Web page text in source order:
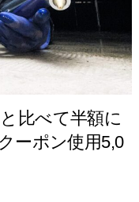
比べて半額に
ポン使用5,0